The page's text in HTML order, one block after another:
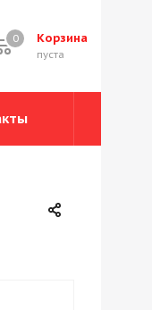
Корзина
0
пуста
0